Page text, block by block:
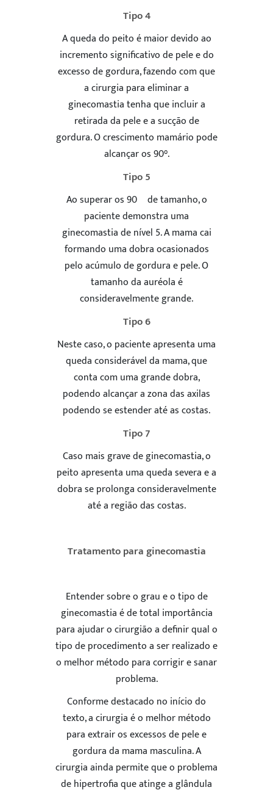
Tipo 4
A queda do peito é maior devido ao
incremento significativo de pele e do
excesso de gordura, fazendo com que
a cirurgia para eliminar a
ginecomastia tenha que incluir a
retirada da pele e a sucção de
gordura. O crescimento mamário pode
alcançar os 90°.
Tipo 5
Ao superar os 90º de tamanho, o
paciente demonstra uma
ginecomastia de nível 5. A mama cai
formando uma dobra ocasionados
pelo acúmulo de gordura e pele. O
tamanho da auréola é
consideravelmente grande.
Tipo 6
Neste caso, o paciente apresenta uma
queda considerável da mama, que
conta com uma grande dobra,
podendo alcançar a zona das axilas
podendo se estender até as costas.
Tipo 7
Caso mais grave de ginecomastia, o
peito apresenta uma queda severa e a
dobra se prolonga consideravelmente
até a região das costas.
Tratamento para ginecomastia
Entender sobre o grau e o tipo de
ginecomastia é de total importância
para ajudar o cirurgião a definir qual o
tipo de procedimento a ser realizado e
o melhor método para corrigir e sanar
problema.
Conforme destacado no início do
texto, a cirurgia é o melhor método
para extrair os excessos de pele e
gordura da mama masculina. A
cirurgia ainda permite que o problema
de hipertrofia que atinge a glândula
ENVIAR
5